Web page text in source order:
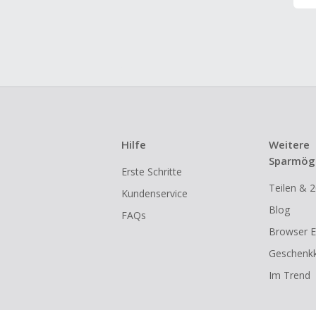
Hilfe
Erste Schritte
Kundenservice
FAQs
Weitere
Teilen &
Blog
Browser
Im Trend